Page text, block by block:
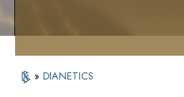
» DIANETICS